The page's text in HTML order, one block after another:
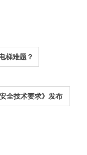
难题？
全技术要求》发布